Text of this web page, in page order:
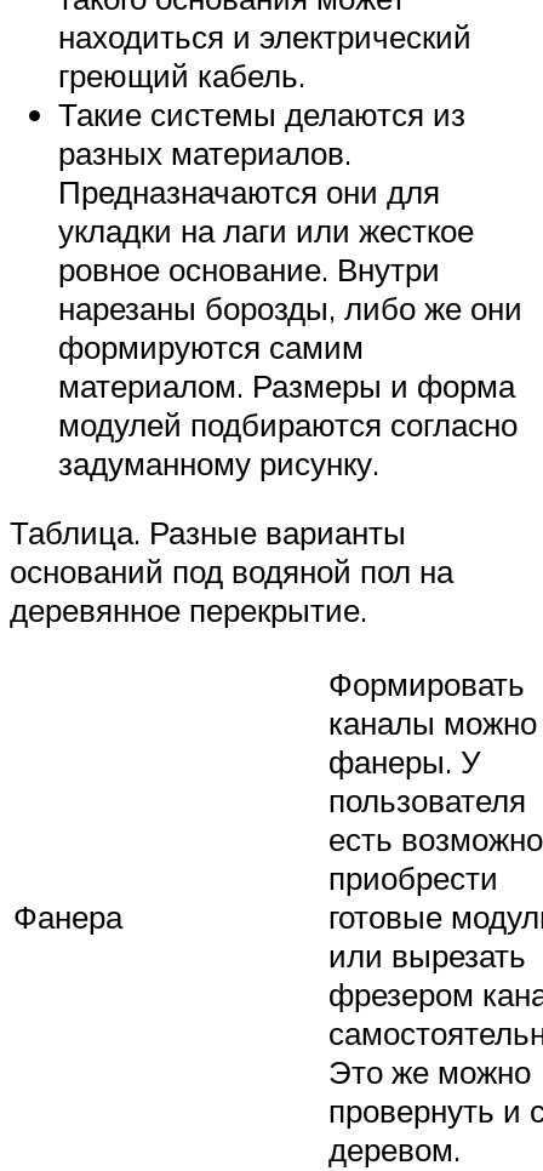
находиться и электрический
греющий кабель.
Такие системы делаются из
разных материалов.
Предназначаются они для
укладки на лаги или жесткое
ровное основание. Внутри
нарезаны борозды, либо же они
формируются самим
материалом. Размеры и форма
модулей подбираются согласно
задуманному рисунку.
Таблица. Разные варианты
оснований под водяной пол на
деревянное перекрытие.
Фанера
Формировать
каналы можно
фанеры. У
пользователя
есть
приобрести
готовые
или вырезать
фрезером
Это же можно
провернуть и
деревом.